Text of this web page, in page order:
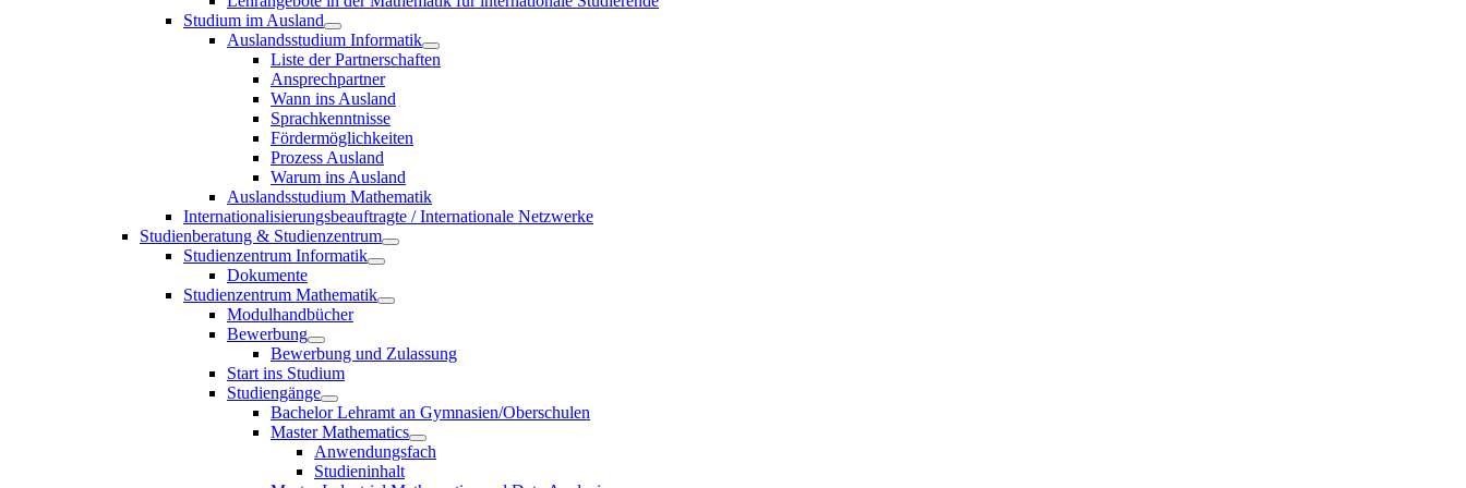
Studium im Ausland
Auslandsstudium Informatik
Liste der Partnerschaften
Ansprechpartner
Wann ins Ausland
Sprachkenntnisse
Fördermöglichkeiten
Prozess Ausland
Warum ins Ausland
Auslandsstudium Mathematik
Internationalisierungsbeauftragte / Internationale Netzwerke
Studienberatung & Studienzentrum
Studienzentrum Informatik
Dokumente
Studienzentrum Mathematik
Modulhandbücher
Bewerbung
Bewerbung und Zulassung
Start ins Studium
Studiengänge
Bachelor Lehramt an Gymnasien/Oberschulen
Master Mathematics
Anwendungsfach
Studieninhalt